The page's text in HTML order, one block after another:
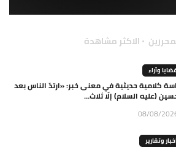
الاكثر مشاهدة
وآراء
كلامية حديثية في معنى خبر: «ارتدّ الناس بعد
(عليه السلام) إلّا ثلاث...
08/08/
وتقارير